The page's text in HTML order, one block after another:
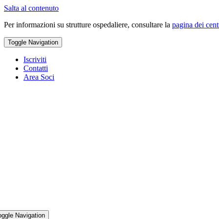
Salta al contenuto
Per informazioni su strutture ospedaliere, consultare la pagina dei
Toggle Navigation
Iscriviti
Contatti
Area Soci
Navigation